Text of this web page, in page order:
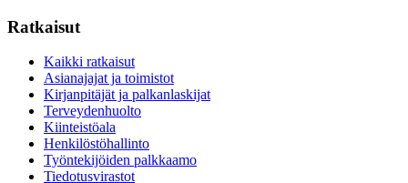
Ratkaisut
Kaikki ratkaisut
Asianajajat ja toimistot
Kirjanpitäjät ja palkanlaskijat
Terveydenhuolto
Kiinteistöala
Henkilöstöhallinto
Työntekijöiden palkkaamo
Tiedotusvirastot